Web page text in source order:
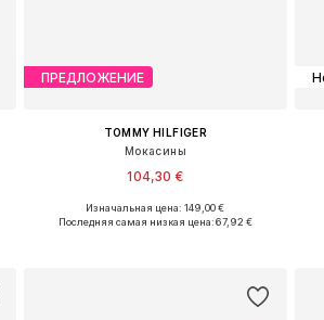
ПРЕДЛОЖЕНИЕ
TOMMY HILFIGER
Мокасины
104,30 €
Доступные размеры: 36, 37, 38, 39, 40, 41
Изначальная цена: 149,00 €
Последняя самая низкая цена:67,92 €